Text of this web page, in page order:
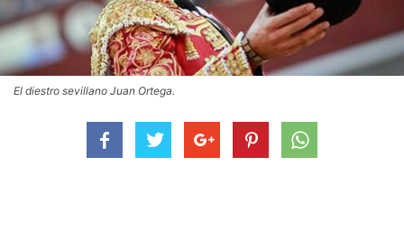
El diestro sevillano Juan Ortega.